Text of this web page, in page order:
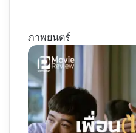
ภาพยนตร์